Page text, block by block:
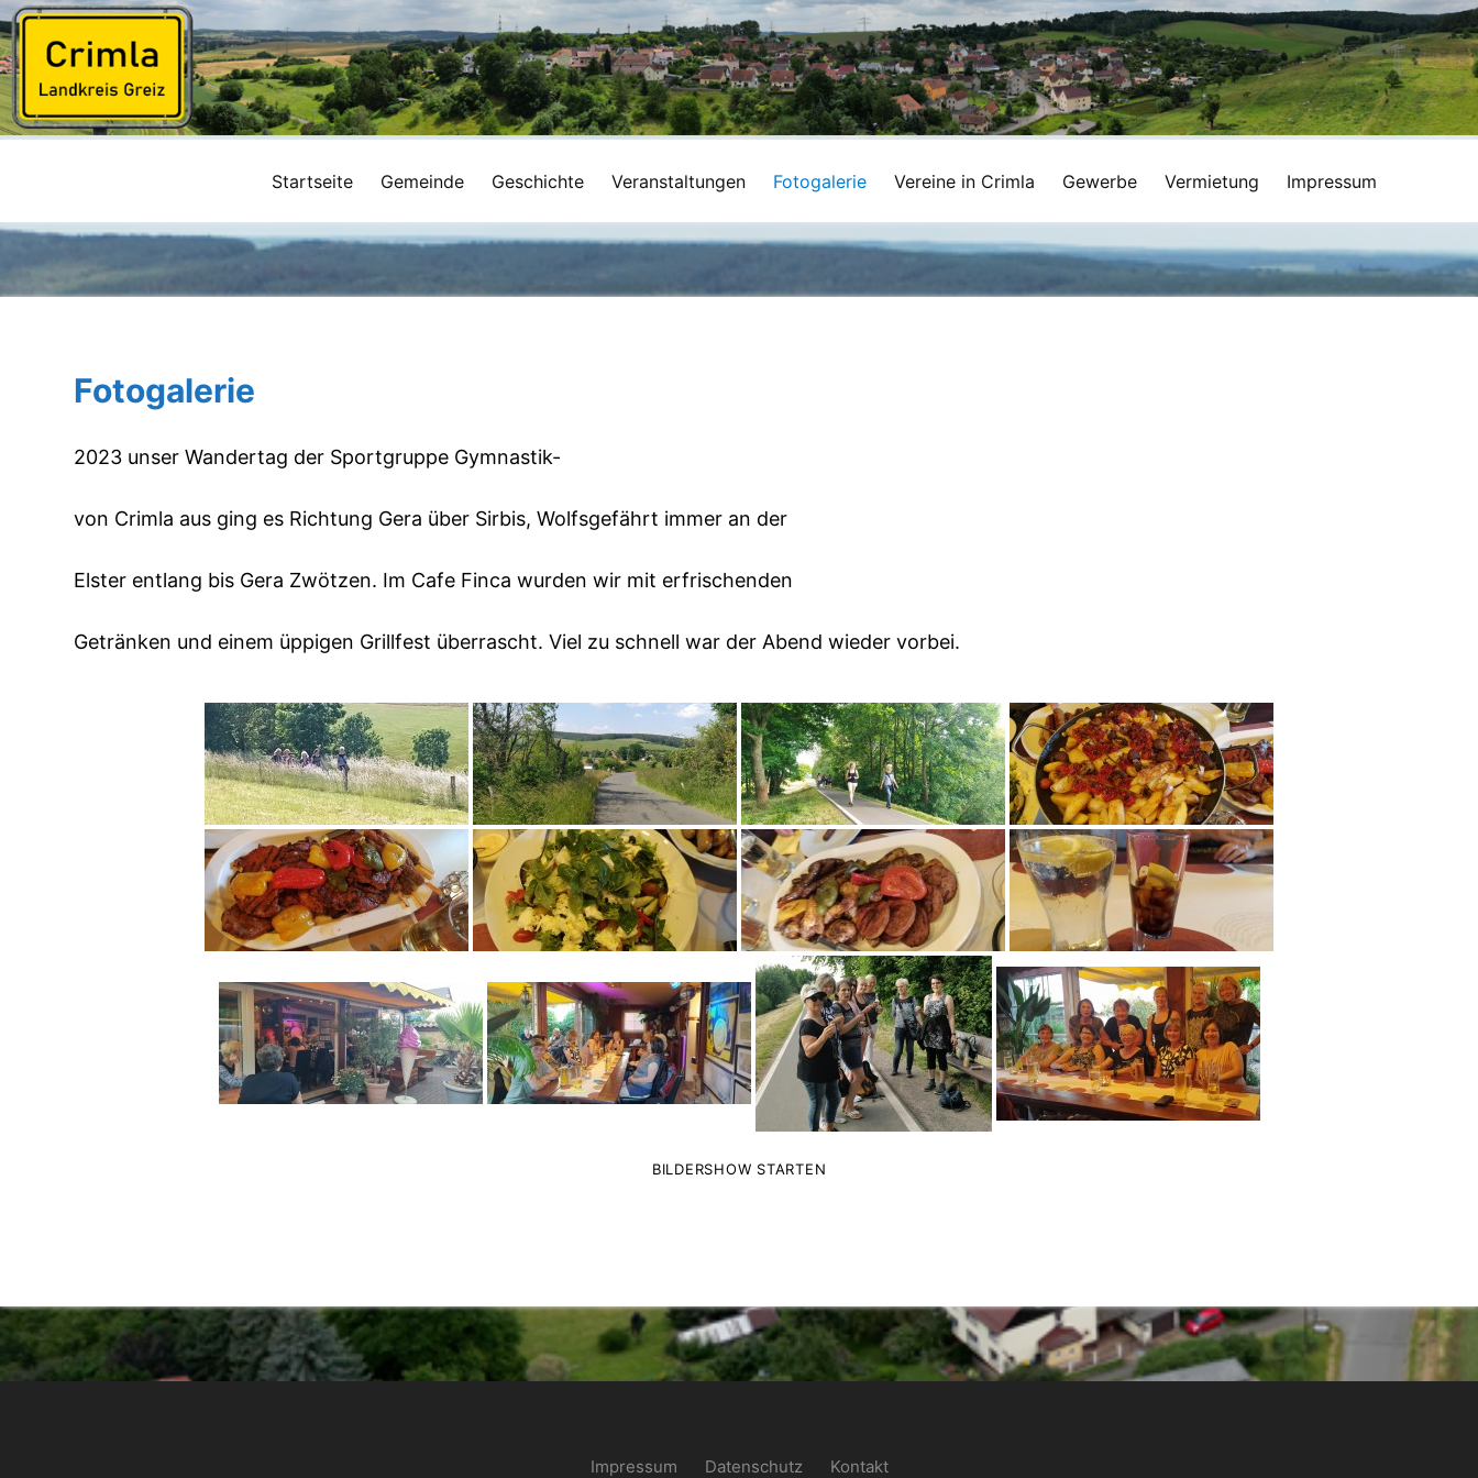
Startseite Gemeinde Geschichte Veranstaltungen Fotogalerie Vereine in Crimla Gewerbe Vermietung Impressum
Fotogalerie
2023 unser Wandertag der Sportgruppe Gymnastik-
von Crimla aus ging es Richtung Gera über Sirbis, Wolfsgefährt immer an der
Elster entlang bis Gera Zwötzen. Im Cafe Finca wurden wir mit erfrischenden
Getränken und einem üppigen Grillfest überrascht. Viel zu schnell war der Abend wieder vorbei.
BILDERSHOW STARTEN
Impressum Datenschutz Kontakt